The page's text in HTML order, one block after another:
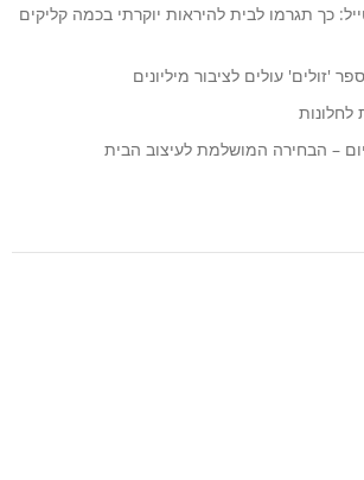
כך תגרמו לבית להיראות יוקרתי בכמה קליקים
'זולים' עולים לציבור מיליונים
– הבחירה המושלמת לעיצוב הבית